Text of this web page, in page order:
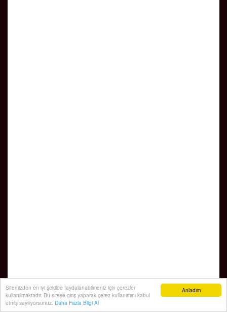
Anladım
Sitemizden en iyi şekilde faydalanabilmeniz için çerezler
kullanılmaktadır. Bu siteye giriş yaparak çerez kullanımını kabul
etmiş sayılıyorsunuz. Daha Fazla Bilgi Al